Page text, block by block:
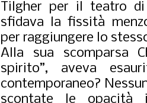
Tilgher per il teatro di
sfidava la fissità
per raggiungere lo
Alla sua scomparsa
spirito”, aveva
contemporaneo?
scontate le opacità